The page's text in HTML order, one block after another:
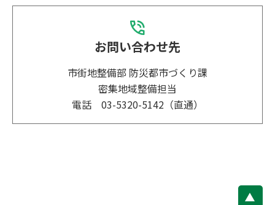
お問い合わせ先
市街地整備部 防災都市づくり課
密集地域整備担当
電話 03-5320-5142（直通）